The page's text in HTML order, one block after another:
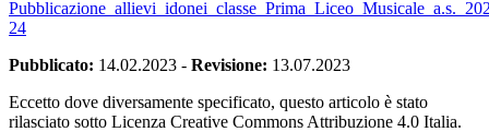
24
Pubblicato: 14.02.2023 - Revisione: 13.07.2023
Eccetto dove diversamente specificato, questo articolo è stato
rilasciato sotto Licenza Creative Commons Attribuzione 4.0 Italia.